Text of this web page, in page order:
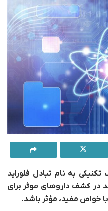
به نام تبادل فلوراید
در کشف داروهای موثر برای
خواص مفید، مؤثر باشد.